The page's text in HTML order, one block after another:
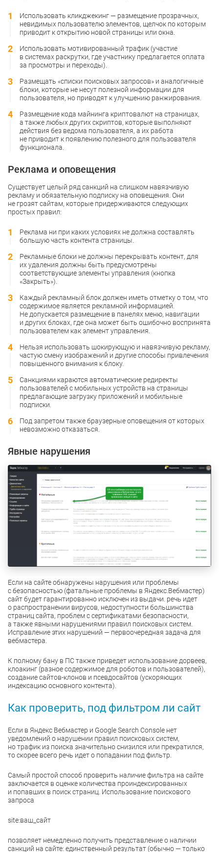
Использовать кликджекинг — размещение прозрачных,
невидимых пользователю элементов, щелчок по которым
приводит к открытию новой страницы или окна.
Использовать мотивированный трафик (участие
в системах раскрутки, где участнику предлагается оплата
за просмотры и переходы).
Размещать «списки поисковых запросов» и аналогичные
блоки, которые не несут полезной информации для
пользователя, но приводят к улучшению ранжирования.
Размещение кода майнинга криптовалют на страницах,
а также любых других скриптов, которые выполняют
действия без ведома пользователя, а их работа
не приводит к появлению полезного для пользователя
функционала.
Реклама и оповещения
Существует целый ряд санкций на слишком навязчивую
рекламу и обязательную подписку на оповещения. Они
не грозят сайтам, которые придерживаются следующих
простых правил:
Реклама ни при каких условиях не должна составлять
большую часть контента страницы.
Рекламные блоки не должны перекрывать контент, для
их удаления должны быть предусмотрены
соответствующие элементы управления (кнопка
«Закрыть»).
Каждый рекламный блок должен иметь отметку о том, что
содержимое является рекламной информацией.
Не допускается размещение в панелях меню, навигации
и других блоках, где она может быть ошибочно воспринята
пользователем как элемент управления.
Нельзя использовать шокирующую и навязчивую рекламу,
частую смену изображений и другие способы привлечения
повышенного внимания к блоку.
Санкциями караются автоматические редиректы
пользователей с мобильных устройств на страницы
предлагающие загрузку приложений и мобильные
подписки.
Под запретом также браузерные оповещения от которых
невозможно отказаться.
Явные нарушения
Если на сайте обнаружены нарушения или проблемы
с безопасностью (фатальные проблемы в Яндекс.Вебмастер)
сайт будет гарантированно исключен из выдачи. речь идет
о распространении вирусов, недоступности большинства
страниц сайта, проблем с сертификатами безопасности,
а также явными нарушениями правил поисковых систем.
Исправление этих нарушений — первоочередная задача для
вебмастера.
К полному бану в ПС также приведет использование дорвеев,
клоакинг (разное содержимое для роботов и пользователей),
создание сайтов-клонов и псевдосайтов (ускоряющих
индексацию основного контента).
Как проверить, под фильтром ли сайт
Если в Яндекс Вебмастер и Google Search Console нет
уведомлений о нарушении правил поисковых систем,
но трафик из поиска значительно снизился или прекратился,
то скорее всего речь идет о попадании под фильтр.
Самый простой способ проверить наличие фильтра на сайте
заключается в оценке количества проиндексированных
и попавших в поиск страниц. Использование поискового
запроса
site:ваш_сайт
позволяет немедленно получить представление о наличии
санкций на сайте: единственный результат (обычно — только